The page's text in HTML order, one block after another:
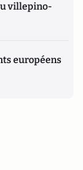
villepino-
européens